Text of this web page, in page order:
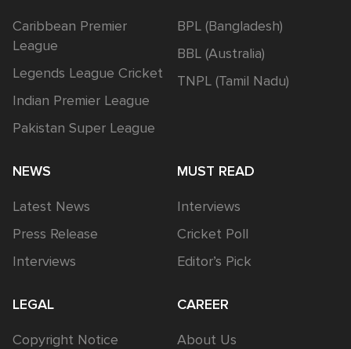
Caribbean Premier
League
Legends League Cricket
Indian Premier League
Pakistan Super League
BPL (Bangladesh)
BBL (Australia)
TNPL (Tamil Nadu)
NEWS
Latest News
Press Release
Interviews
MUST READ
Interviews
Cricket Poll
Editor’s Pick
LEGAL
Copyright Notice
CAREER
About Us